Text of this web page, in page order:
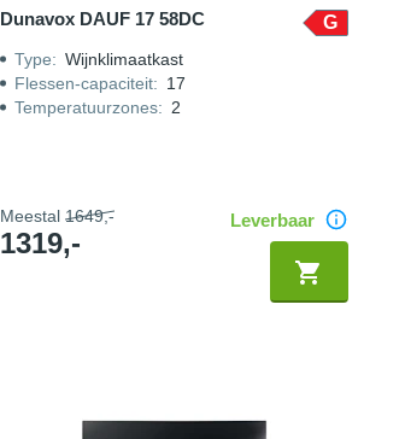
Dunavox DAUF 17 58DC G
Type: Wijnklimaatkast
Flessen-capaciteit: 17
Temperatuurzones: 2
Meestal1649,-
1319,-
Leverbaar